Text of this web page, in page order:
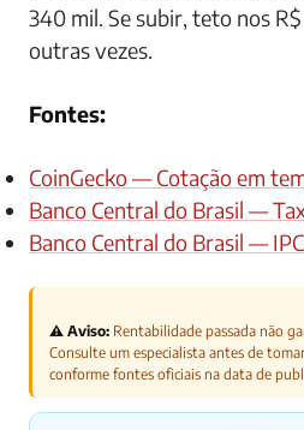
340 mil. Se subir, teto nos
outras vezes.
Fontes:
CoinGecko — Cotação em
Banco Central do Brasil —
Banco Central do Brasil —
⚠️ Aviso: Rentabilidade passada não
Consulte um especialista antes de
conforme fontes oficiais na data de